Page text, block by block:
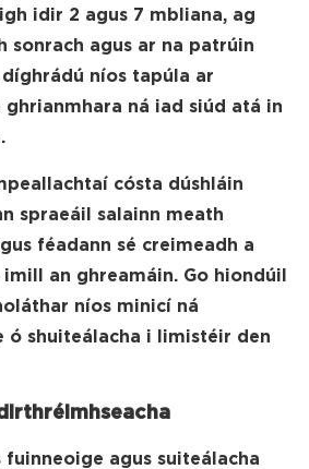
idir 2 agus 7 mbliana, ag
sonrach agus ar na patrúin
níos tapúla ar
ná iad siúd atá in
cósta dúshláin
spraeáil salainn meath
féadann sé creimeadh a
an ghreamáin. Go hiondúil
níos minicí ná
ó shuiteálacha i limistéir den
agus suiteálacha